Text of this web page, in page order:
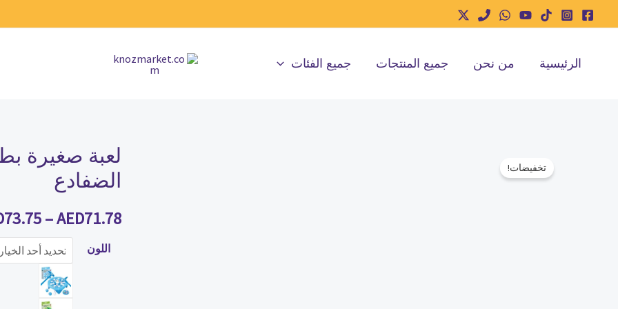
تخطي
إلى
الرئيسية من نحن جميع المنتجات جميع الفئات
تخفيضات!
لعبة صغيرة
الضفادع
AED71.78
–
73.75
اللون
كمية
لعبة
بطريق
الجليد